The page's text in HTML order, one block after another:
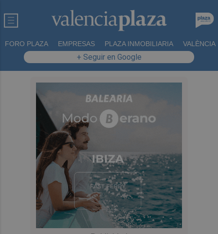
FORO PLAZA EMPRESAS PLAZA INMOBILIARIA VALÈNCIA
+ Seguir en Google